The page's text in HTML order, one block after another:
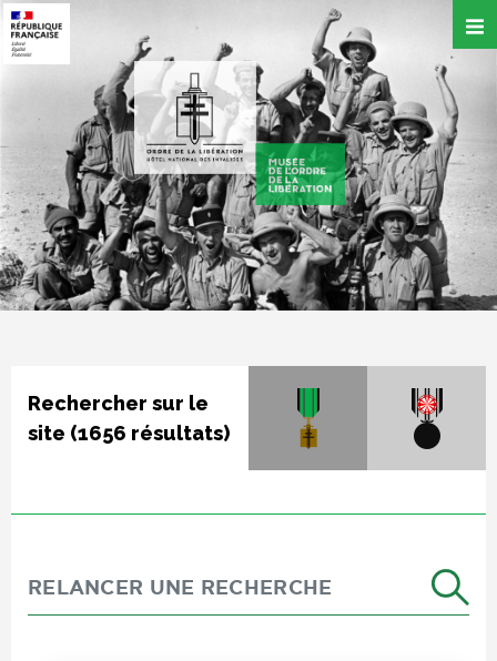
contenu
principal
Rechercher sur le
site (1656 résultats)